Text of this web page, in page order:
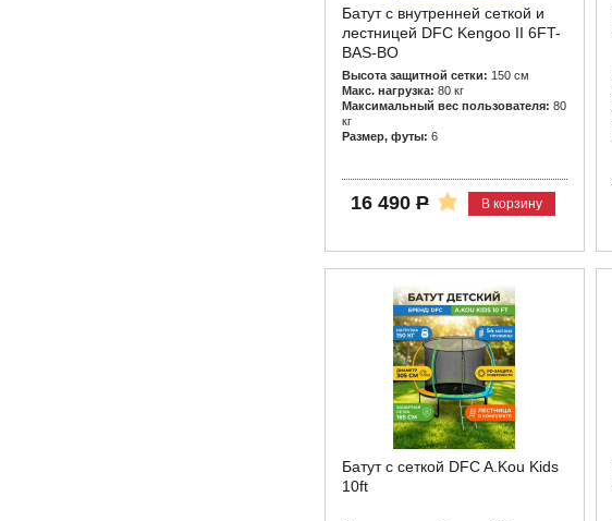
Батут с внутренней сеткой и
лестницей DFC Kengoo II 6FT-
BAS-BO
Высота защитной сетки: 150 см
Макс. нагрузка: 80 кг
Максимальный вес пользователя: 80
кг
Размер, футы: 6
16 490Р В корзину
Батут с сеткой DFC A.Kou Kids
10ft